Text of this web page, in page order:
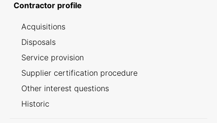
Contractor profile
Acquisitions
Disposals
Service provision
Supplier certification procedure
Other interest questions
Historic